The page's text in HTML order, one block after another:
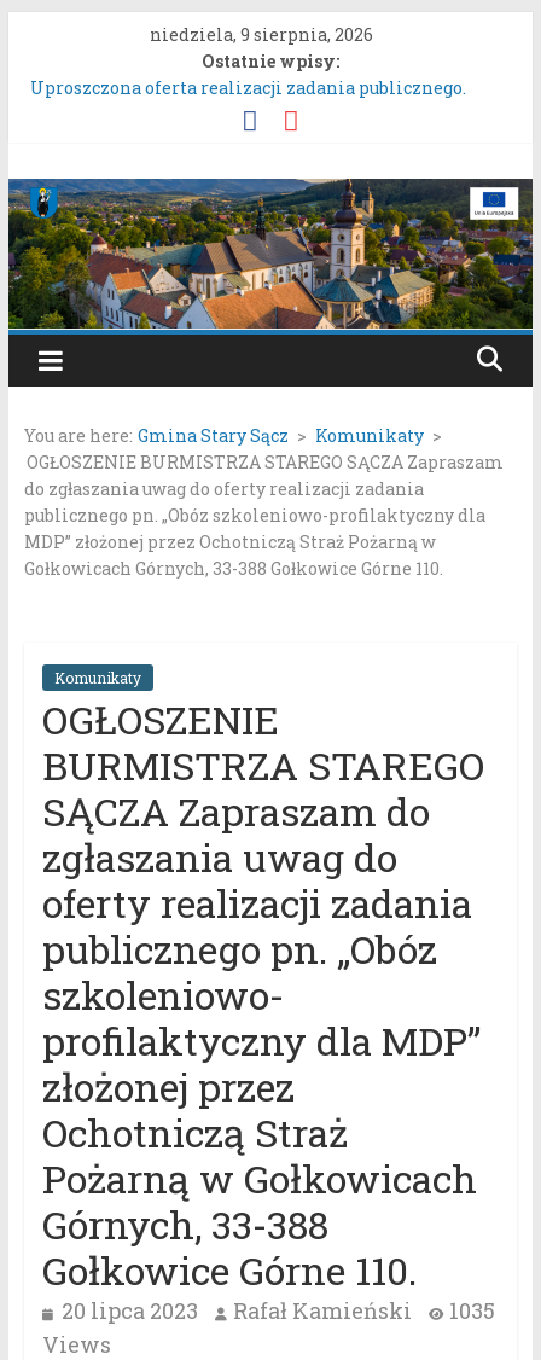
treści
niedziela, 9 sierpnia, 2026
Ostatnie wpisy:
Uproszczona oferta realizacji zadania publicznego.
ZARZĄDZENIE NR 136/2026BURMISTRZA STAREGO
oddania w najem, dzierżawę i użyczenie.
Konkurs Wieńców Dożynkowych Województwa
Małopolskiego.
Zgłaszanie uwag do oferty realizacji zadania publicznego
pn. „Integracyjna Grupa Teatralna” złożonej przez
Stowarzyszenie „Gniazdo”.
Konsultacje społeczne dotyczące zmiany „Miejscowego
Gmina
Stary
Sącz
Portal
Gminy
Stary
Sącz
You are here: Gmina Stary Sącz > Komunikaty >
OGŁOSZENIE BURMISTRZA STAREGO SĄCZA Zapraszam
do zgłaszania uwag do oferty realizacji zadania
publicznego pn. „Obóz szkoleniowo-profilaktyczny dla
MDP” złożonej przez Ochotniczą Straż Pożarną w
Gołkowicach Górnych, 33-388 Gołkowice Górne 110.
Komunikaty
OGŁOSZENIE
BURMISTRZA STAREGO
SĄCZA Zapraszam do
zgłaszania uwag do
oferty realizacji zadania
publicznego pn. „Obóz
szkoleniowo-
profilaktyczny dla MDP”
złożonej przez
Ochotniczą Straż
Pożarną w Gołkowicach
Górnych, 33-388
Gołkowice Górne 110.
20 lipca 2023 Rafał Kamieński
1035
Views